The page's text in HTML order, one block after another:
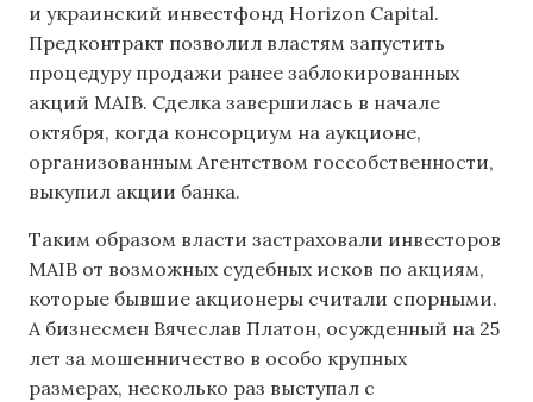
и украинский инвестфонд Horizon Capital.
Предконтракт позволил властям запустить
процедуру продажи ранее заблокированных
акций MAIB. Сделка завершилась в начале
октября, когда консорциум на аукционе,
организованным Агентством госсобственности,
выкупил акции банка.
Таким образом власти застраховали инвесторов
MAIB от возможных судебных исков по акциям,
которые бывшие акционеры считали спорными.
А бизнесмен Вячеслав Платон, осужденный на 25
лет за мошенничество в особо крупных
размерах, несколько раз выступал с